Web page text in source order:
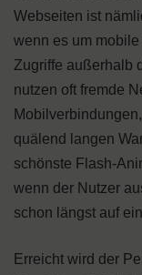
Webseiten ist
wenn es um
Zugriffe außerhalb
nutzen oft fremde
quälend langen
schönste Flash-
wenn der Nutzer
schon längst auf
Erreicht wird der